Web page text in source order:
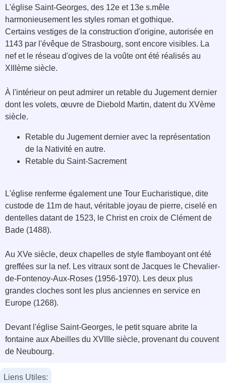
L'église Saint-Georges, des 12e et 13e s.mêle
harmonieusement les styles roman et gothique.
Certains vestiges de la construction d'origine, autorisée en
1143 par l'évêque de Strasbourg, sont encore visibles. La
nef et le réseau d'ogives de la voûte ont été réalisés au
XIIIème siècle.
À l'intérieur on peut admirer un retable du Jugement dernier
dont les volets, œuvre de Diebold Martin, datent du XVème
siècle.
Retable du Jugement dernier avec la représentation
de la Nativité en autre.
Retable du Saint-Sacrement
L'église renferme également une Tour Eucharistique, dite
custode de 11m de haut, véritable joyau de pierre, ciselé en
dentelles datant de 1523, le Christ en croix de Clément de
Bade (1488).
Au XVe siècle, deux chapelles de style flamboyant ont été
greffées sur la nef. Les vitraux sont de Jacques le Chevalier-
de-Fontenoy-Aux-Roses (1956-1970). Les deux plus
grandes cloches sont les plus anciennes en service en
Europe (1268).
Devant l'église Saint-Georges, le petit square abrite la
fontaine aux Abeilles du XVIIIe siècle, provenant du couvent
de Neubourg.
Liens Utiles: